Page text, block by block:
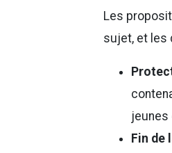
Les
sujet, et les
jeunes
Fin de